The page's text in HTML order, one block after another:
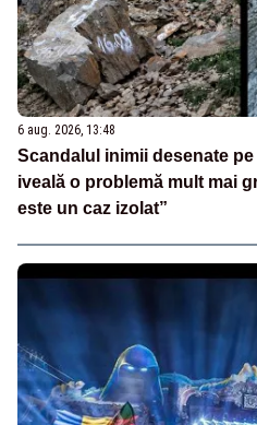
6 aug. 2026, 13:48
Scandalul inimii desenate
iveală o problemă mult mai
este un caz izolat”